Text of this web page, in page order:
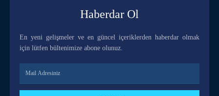
Haberdar Ol
En yeni gelişmeler ve en güncel içeriklerden haberdar olmak
için lütfen bültenimize abone olunuz.